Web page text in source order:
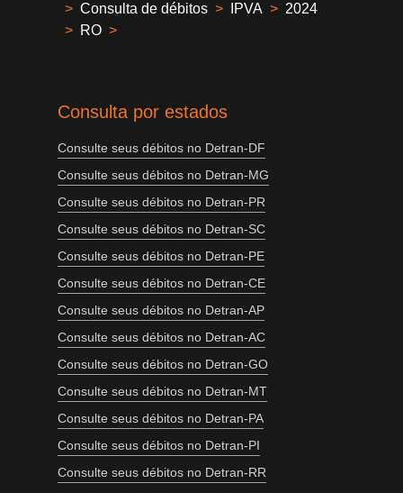
> Consulta de débitos > IPVA > 2024
> RO >
Consulta por estados
Consulte seus débitos no Detran-DF
Consulte seus débitos no Detran-MG
Consulte seus débitos no Detran-PR
Consulte seus débitos no Detran-SC
Consulte seus débitos no Detran-PE
Consulte seus débitos no Detran-CE
Consulte seus débitos no Detran-AP
Consulte seus débitos no Detran-AC
Consulte seus débitos no Detran-GO
Consulte seus débitos no Detran-MT
Consulte seus débitos no Detran-PA
Consulte seus débitos no Detran-PI
Consulte seus débitos no Detran-RR